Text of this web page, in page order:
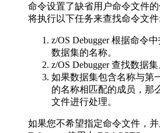
命令设置了缺省用户命令文件
将执行以下任务来查找命令文件:
z/OS Debugger根据命令中
数据集的名称。
z/OS Debugger查找数据集
如果数据集包含名称与第
的名称相匹配的成员，那
文件进行处理。
如果您不希望指定命令文件，